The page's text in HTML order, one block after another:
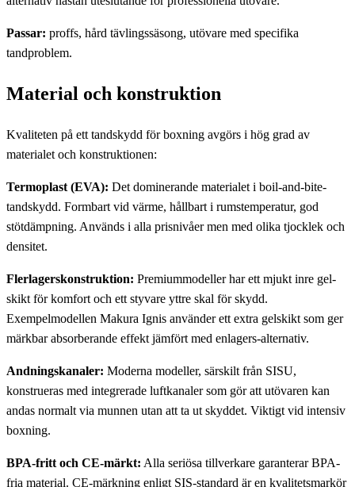
Passar: proffs, hård tävlingssäsong, utövare med specifika
tandproblem.
Material och konstruktion
Kvaliteten på ett tandskydd för boxning avgörs i hög grad av
materialet och konstruktionen:
Termoplast (EVA): Det dominerande materialet i boil-and-bite-
tandskydd. Formbart vid värme, hållbart i rumstemperatur, god
stötdämpning. Används i alla prisnivåer men med olika tjocklek och
densitet.
Flerlagerskonstruktion: Premiummodeller har ett mjukt inre gel-
skikt för komfort och ett styvare yttre skal för skydd.
Exempelmodellen Makura Ignis använder ett extra gelskikt som ger
märkbar absorberande effekt jämfört med enlagers-alternativ.
Andningskanaler: Moderna modeller, särskilt från SISU,
konstrueras med integrerade luftkanaler som gör att utövaren kan
andas normalt via munnen utan att ta ut skyddet. Viktigt vid intensiv
boxning.
BPA-fritt och CE-märkt: Alla seriösa tillverkare garanterar BPA-
fria material. CE-märkning enligt SIS-standard är en kvalitetsmarkör